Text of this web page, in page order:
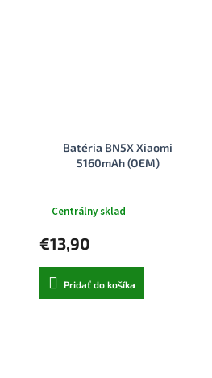
Batéria BN5X Xiaomi
5160mAh (OEM)
Centrálny sklad
€13,90
Pridať do košíka